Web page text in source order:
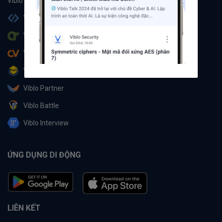
Viblo Code
Viblo CTF
Viblo CV
Viblo Learning
Viblo Partner
Viblo Battle
Viblo Interview
ỨNG DỤNG DI ĐỘNG
LIÊN KẾT